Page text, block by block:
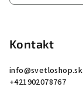
Kontakt
info@svetloshop.sk
+421902078767